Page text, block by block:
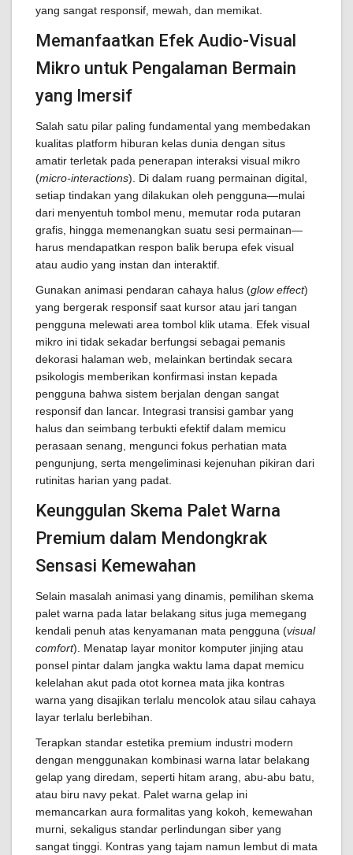
yang sangat responsif, mewah, dan memikat.
Memanfaatkan Efek Audio-Visual
Mikro untuk Pengalaman Bermain
yang Imersif
Salah satu pilar paling fundamental yang membedakan
kualitas platform hiburan kelas dunia dengan situs
amatir terletak pada penerapan interaksi visual mikro
(micro-interactions). Di dalam ruang permainan digital,
setiap tindakan yang dilakukan oleh pengguna—mulai
dari menyentuh tombol menu, memutar roda putaran
grafis, hingga memenangkan suatu sesi permainan—
harus mendapatkan respon balik berupa efek visual
atau audio yang instan dan interaktif.
Gunakan animasi pendaran cahaya halus (glow effect)
yang bergerak responsif saat kursor atau jari tangan
pengguna melewati area tombol klik utama. Efek visual
mikro ini tidak sekadar berfungsi sebagai pemanis
dekorasi halaman web, melainkan bertindak secara
psikologis memberikan konfirmasi instan kepada
pengguna bahwa sistem berjalan dengan sangat
responsif dan lancar. Integrasi transisi gambar yang
halus dan seimbang terbukti efektif dalam memicu
perasaan senang, mengunci fokus perhatian mata
pengunjung, serta mengeliminasi kejenuhan pikiran dari
rutinitas harian yang padat.
Keunggulan Skema Palet Warna
Premium dalam Mendongkrak
Sensasi Kemewahan
Selain masalah animasi yang dinamis, pemilihan skema
palet warna pada latar belakang situs juga memegang
kendali penuh atas kenyamanan mata pengguna (visual
comfort). Menatap layar monitor komputer jinjing atau
ponsel pintar dalam jangka waktu lama dapat memicu
kelelahan akut pada otot kornea mata jika kontras
warna yang disajikan terlalu mencolok atau silau cahaya
layar terlalu berlebihan.
Terapkan standar estetika premium industri modern
dengan menggunakan kombinasi warna latar belakang
gelap yang diredam, seperti hitam arang, abu-abu batu,
atau biru navy pekat. Palet warna gelap ini
memancarkan aura formalitas yang kokoh, kemewahan
murni, sekaligus standar perlindungan siber yang
sangat tinggi. Kontras yang tajam namun lembut di mata